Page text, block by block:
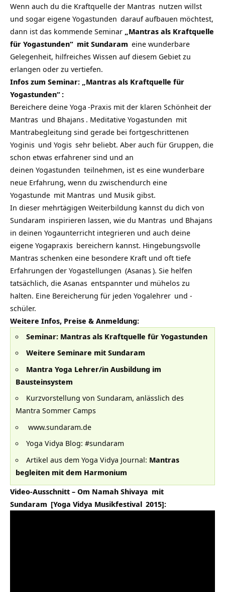
Wenn auch du die Kraftquelle der Mantras nutzen willst
und sogar eigene Yogastunden darauf aufbauen möchtest,
dann ist das kommende Seminar
„Mantras als Kraftquelle
für Yogastunden“ mit Sundaram eine wunderbare
Gelegenheit, hilfreiches Wissen auf diesem Gebiet zu
erlangen oder zu vertiefen.
Infos zum Seminar:
„Mantras als Kraftquelle für
Yogastunden“:
Bereichere deine Yoga -Praxis mit der klaren Schönheit der
Mantras und Bhajans . Meditative Yogastunden mit
Mantrabegleitung sind gerade bei fortgeschrittenen
Yoginis und Yogis sehr beliebt. Aber auch für Gruppen, die
schon etwas erfahrener sind und an
deinen Yogastunden teilnehmen, ist es eine wunderbare
neue Erfahrung, wenn du zwischendurch eine
Yogastunde mit Mantras und Musik gibst.
In dieser mehrtägigen Weiterbildung kannst du dich von
Sundaram inspirieren lassen, wie du Mantras und Bhajans
in deinen Yogaunterricht integrieren und auch deine
eigene Yogapraxis bereichern kannst. Hingebungsvolle
Mantras schenken eine besondere Kraft und oft tiefe
Erfahrungen der Yogastellungen (Asanas). Sie helfen
tatsächlich, die Asanas entspannter und mühelos zu
halten. Eine Bereicherung für jeden Yogalehrer und -
schüler.
Weitere Infos, Preise & Anmeldung:
Seminar: Mantras als Kraftquelle für Yogastunden
Weitere Seminare mit Sundaram
Mantra Yoga Lehrer/in Ausbildung im
Bausteinsystem
Kurzvorstellung von Sundaram, anlässlich des
Mantra Sommer Camps
www.sundaram.de
Yoga Vidya Blog: #sundaram
Artikel aus dem Yoga Vidya Journal: Mantras
begleiten mit dem Harmonium
Video-Ausschnitt – Om Namah Shivaya mit
Sundaram [Yoga Vidya Musikfestival 2015]: